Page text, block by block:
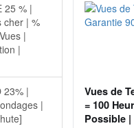
25 % |
cher | %
|
|
23% |
|
Vues de
= 100
Possible